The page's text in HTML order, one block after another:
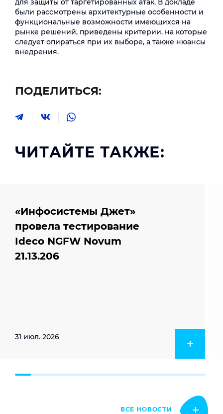
для защиты от таргетированных атак. В докладе
были рассмотрены архитектурные особенности и
функциональные возможности имеющихся на
рынке решений, приведены критерии, на которые
следует опираться при их выборе, а также нюансы
внедрения.
ПОДЕЛИТЬСЯ:
ЧИТАЙТЕ ТАКЖЕ:
«Инфосистемы Джет»
провела тестирование
Ideco NGFW Novum
21.13.206
31 июл. 2026
ВСЕ НОВОСТИ